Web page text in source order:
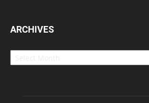
ARCHIVES
Archives